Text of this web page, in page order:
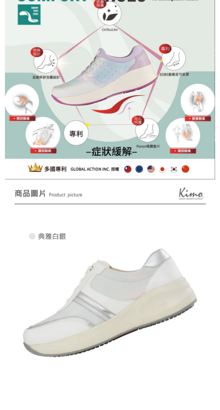
任。
４．使用「AFTEE先享後付」時，將依據個別帳號之用戶狀況，依本公司即
時審查核予不同之上限額度；若仍有額度不足之情形，本公司將視審查結果
５．嚴禁一人註冊多個帳號或使用他人資訊註冊。若發現惡意使用之情形，
恩沛科技股份有限公司將有權停止該用戶之使用額度並採取法律行動。